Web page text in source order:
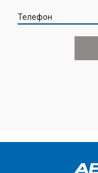
Телефон